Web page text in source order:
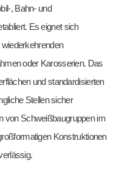
, Bahn- und
Es eignet sich
oder Karosserien. Das
und standardisierten
Stellen sicher
von Schweißbaugruppen im
Konstruktionen